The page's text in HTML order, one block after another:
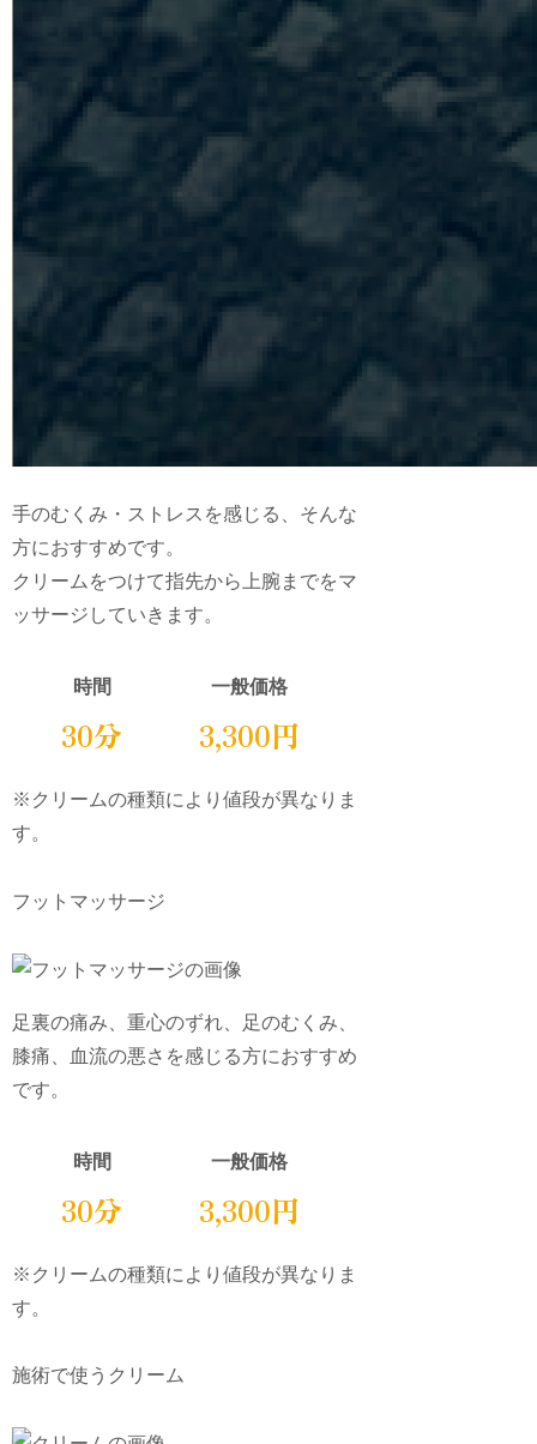
手のむくみ・ストレスを感じる、そんな
方におすすめです。
クリームをつけて指先から上腕までをマ
ッサージしていきます。
時間 一般価格
30分 3,300円
※クリームの種類により値段が異なりま
す。
フットマッサージ
足裏の痛み、重心のずれ、足のむくみ、
膝痛、血流の悪さを感じる方におすすめ
です。
時間 一般価格
30分 3,300円
※クリームの種類により値段が異なりま
す。
施術で使うクリーム